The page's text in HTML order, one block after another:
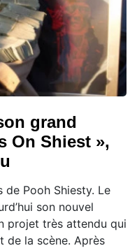
grand
On Shiest »,
de Pooh Shiesty. Le
son nouvel
projet très attendu qui
de la scène. Après